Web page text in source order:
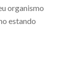
organismo
estando